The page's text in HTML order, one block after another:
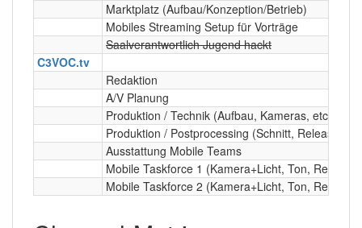
Marktplatz (Aufbau/Konzeption/Betrieb)
Mobiles Streaming Setup für Vorträge
Saalverantwortlich Jugend hackt
C3VOC.tv
Redaktion
A/V Planung
Produktion / Technik (Aufbau, Kameras, etc)
Produktion / Postprocessing (Schnitt, Releasing,
Ausstattung Mobile Teams
Mobile Taskforce 1 (Kamera+Licht, Ton,
Mobile Taskforce 2 (Kamera+Licht, Ton,